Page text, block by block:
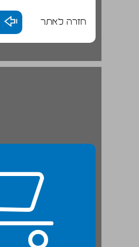
חזרה לאתר